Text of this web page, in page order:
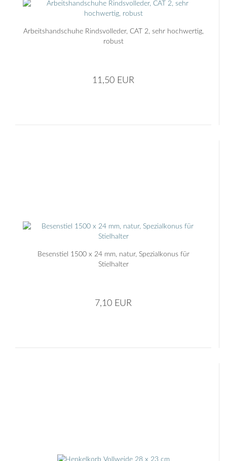
Arbeitshandschuhe Rindsvolleder, CAT 2, sehr hochwertig,
robust
11,50 EUR
Besenstiel 1500 x 24 mm, natur, Spezialkonus für
Stielhalter
7,10 EUR